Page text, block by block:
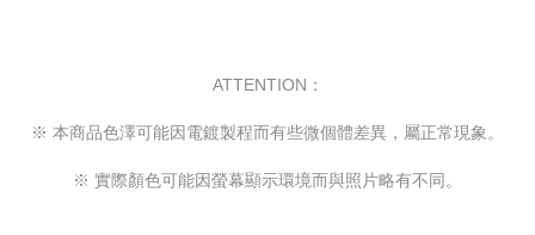
ATTENTION：
※ 本商品色澤可能因電鍍製程而有些微個體差異，屬正常現象。
※ 實際顏色可能因螢幕顯示環境而與照片略有不同。